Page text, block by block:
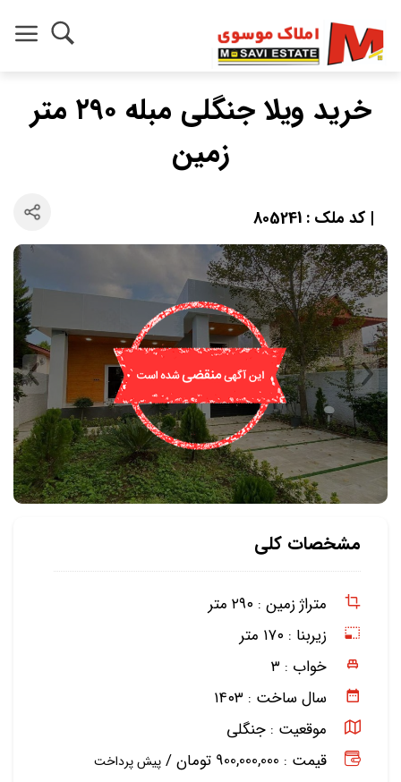
خرید ویلا جنگلی مبله ۲۹۰ متر
زمین
| کد ملک : 805241
مشخصات کلی
متراژ زمین : ۲۹۰ متر
زیربنا : ۱۷۰ متر
خواب : ۳
سال ساخت : ۱۴۰۳
موقعیت : جنگلی
قیمت : 900,000,000 تومان /
پیش پرداخت